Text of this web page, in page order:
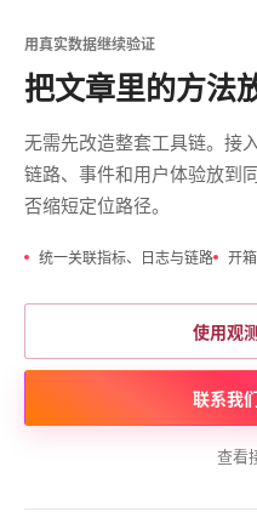
用真实数据继续验证
把文章里的方法
无需先改造整套工具链。接
链路、事件和用户体验放到
否缩短定位路径。
统一关联指标、日志与链路 开
使用观
联系我
查看